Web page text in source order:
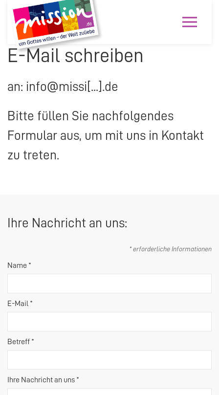
E-Mail schreiben
an: info@missi[...].de
Bitte füllen Sie nachfolgendes
Formular aus, um mit uns in Kontakt
zu treten.
Ihre Nachricht an uns:
* erforderliche Informationen
Name *
E-Mail *
Betreff *
Ihre Nachricht an uns *